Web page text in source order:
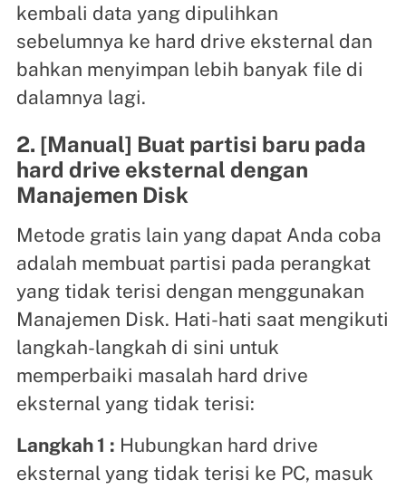
kembali data yang dipulihkan
sebelumnya ke hard drive eksternal dan
bahkan menyimpan lebih banyak file di
dalamnya lagi.
2. [Manual] Buat partisi baru pada
hard drive eksternal dengan
Manajemen Disk
Metode gratis lain yang dapat Anda coba
adalah membuat partisi pada perangkat
yang tidak terisi dengan menggunakan
Manajemen Disk. Hati-hati saat mengikuti
langkah-langkah di sini untuk
memperbaiki masalah hard drive
eksternal yang tidak terisi:
Langkah 1 : Hubungkan hard drive
eksternal yang tidak terisi ke PC, masuk